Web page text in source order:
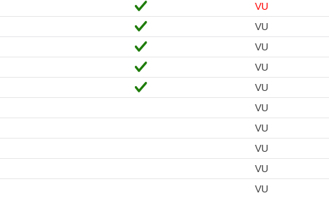
VU
VU
VU
VU
VU
VU
VU
VU
VU
VU